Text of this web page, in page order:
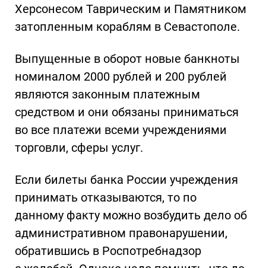
Херсонесом Таврическим и Памятником
затопленным кораблям в Севастополе.
Выпущенные в оборот новые банкноты
номиналом 2000 рублей и 200 рублей
являются законным платежным
средством и они обязаны приниматься
во все платежи всеми учреждениями
торговли, сферы услуг.
Если билеты банка России учреждения
принимать отказываются, то по
данному факту можно возбудить дело об
административном правонарушении,
обратившись в Роспотребнадзор